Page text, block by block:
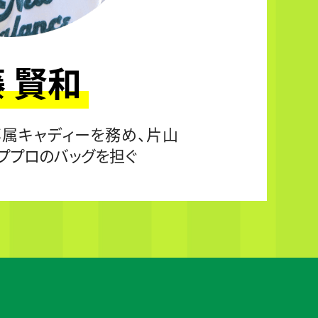
賢和
キャディーを務め、片山
プロのバッグを担ぐ